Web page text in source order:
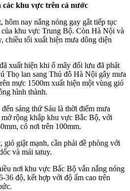
khu vực trên cả nước
hôm nay nắng nóng gay gắt tiếp tục
khu vực Trung Bộ. Còn Hà Nội và
chiều tối xuất hiện mưa dông diện
xuất hiện khi ổ mây đối lưu đã phát
Thọ lan sang Thủ đô Hà Nội gây mưa
mực 1500m xuất hiện một vùng gió
hình thành.
sáng thứ Sáu là thời điểm mưa
rộng khắp khu vực Bắc Bộ, với
có nơi trên 100mm.
gió giật mạnh, cần phải đề phòng với
và mái tatuy.
nơi khu vực Bắc Bộ vẫn nắng nóng
36 độ, kết hợp với độ ẩm cao trên